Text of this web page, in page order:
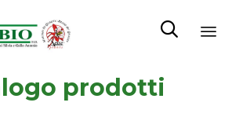

prodotti